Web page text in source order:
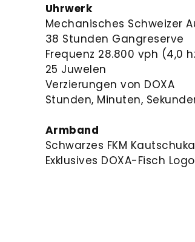
Uhrwerk
Mechanisches Schweizer
38 Stunden Gangreserve
Frequenz 28.800 vph (4,0
25 Juwelen
Verzierungen von DOXA
Stunden, Minuten,
Armband
Schwarzes FKM
Exklusives DOXA-Fisch